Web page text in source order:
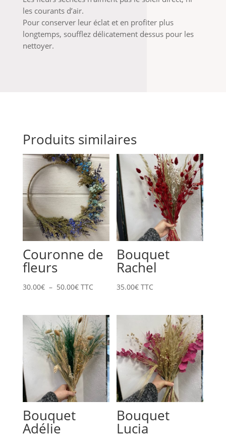
les courants d’air.
Pour conserver leur éclat et en profiter plus
longtemps, soufflez délicatement dessus pour les
nettoyer.
Produits similaires
Couronne de
fleurs
30.00€ – 50.00€Plage
prix :
30.00€
à
50.00€
TTC
Bouquet
Rachel
35.00€ TTC
Bouquet
Adélie
Bouquet
Lucia